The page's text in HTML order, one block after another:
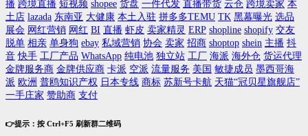
播 跨境直播 短视频 shopee 货盘 一件代发 直播带货 云仓 跨境卖家 本
土店 lazada 东南亚 大健康 本土入驻 拼多多TEMU TK 黑幕曝光 选品
展会 网红营销 网红 BI 直播 虾皮 卖家精灵 ERP shopline shopify 交友
脱单 相亲 单身狗 ebay 私域营销 协会 卖家 招商 shoptop shein 主播 抖
音 快手 工厂产品 WhatsApp 纯电池 独立站 工厂 海派 海外仓 货运代理
金牌服务商 金牌供应商 卡派 空派 流量服务 美国 敏捷成员 墨西哥海
派 欧洲 普鸥知识产权 日本专线 商标 苏新号卡航 天猫“冠贝星旗舰店”
一手庄家 赞助商 支付
👉提示：按 Ctrl+F5 刷新群二维码